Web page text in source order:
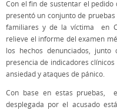
Con el fin de sustentar el pedido
presentó un conjunto de
familiares y de la víctima en
relieve el informe del examen
los hechos denunciados,
presencia de indicadores
ansiedad y ataques de pánico.
Con base en estas pruebas,
desplegada por el acusado